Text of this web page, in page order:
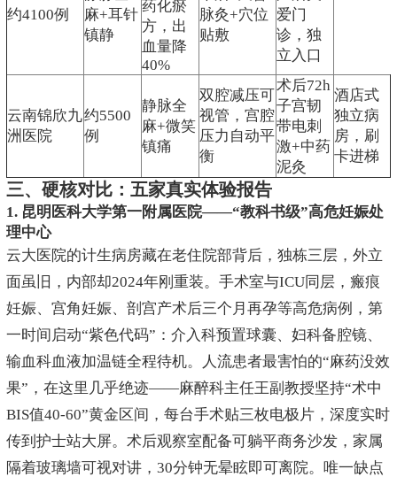
约4100例
麻+耳针
镇静
药化瘀
方，出
血量降
40%
脉灸+穴位
贴敷
爱门
诊，独
立入口
云南锦欣九
洲医院
约5500
例
静脉全
麻+微笑
镇痛
双腔减压可
视管，宫腔
压力自动平
衡
术后72h
子宫韧
带电刺
激+中药
泥灸
酒店式
独立病
房，刷
卡进梯
三、硬核对比：五家真实体验报告
1. 昆明医科大学第一附属医院——“教科书级”高危妊娠处
理中心
云大医院的计生病房藏在老住院部背后，独栋三层，外立
面虽旧，内部却2024年刚重装。手术室与ICU同层，瘢痕
妊娠、宫角妊娠、剖宫产术后三个月再孕等高危病例，第
一时间启动“紫色代码”：介入科预置球囊、妇科备腔镜、
输血科血液加温链全程待机。人流患者最害怕的“麻药没效
果”，在这里几乎绝迹——麻醉科主任王副教授坚持“术中
BIS值40-60”黄金区间，每台手术贴三枚电极片，深度实时
传到护士站大屏。术后观察室配备可躺平商务沙发，家属
隔着玻璃墙可视对讲，30分钟无晕眩即可离院。唯一缺点